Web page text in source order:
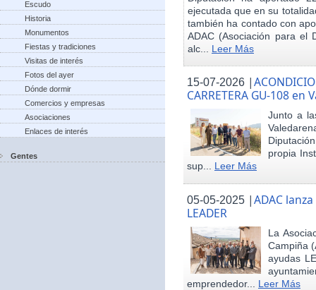
Escudo
Historia
Monumentos
Fiestas y tradiciones
Visitas de interés
Fotos del ayer
Dónde dormir
Comercios y empresas
Asociaciones
Enlaces de interés
Gentes
ejecutada que en su
también ha contado con
ADAC (Asociación para el
alc... Leer Más
15-07-2026 |
CARRETERA GU-108 en
Junto a
propia
sup... Leer Más
05-05-2025 |ADAC
LEADER
La
Campiña
ayudas
emprendedor... Leer Más